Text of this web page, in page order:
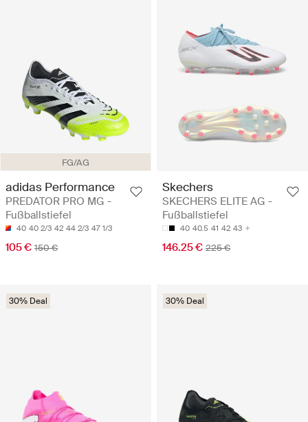
FG/AG
adidas Performance
PREDATOR PRO MG -
Fußballstiefel
40 40 2/3 42 44 2/3 47 1/3
105 € 150 €
Skechers
SKECHERS ELITE AG -
Fußballstiefel
40 40.5 41 42 43
146.25 € 225 €
30% Deal 30% Deal